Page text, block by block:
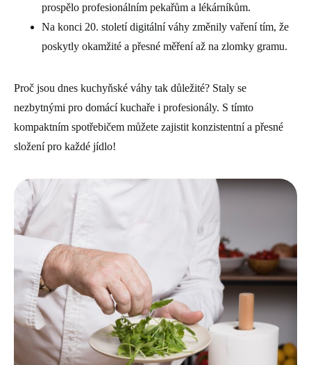
prospělo profesionálním pekařům a lékárníkům.
Na konci 20. století digitální váhy změnily vaření tím, že
poskytly okamžité a přesné měření až na zlomky gramu.
Proč jsou dnes kuchyňské váhy tak důležité? Staly se
nezbytnými pro domácí kuchaře i profesionály. S tímto
kompaktním spotřebičem můžete zajistit konzistentní a přesné
složení pro každé jídlo!